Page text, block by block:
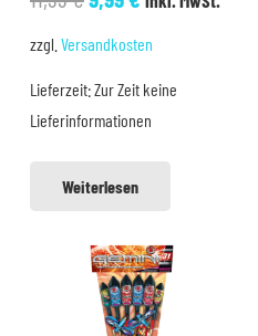
11,99 €9,99 €.
zzgl. Versandkosten
Lieferzeit:Zur Zeit keine
Lieferinformationen
Weiterlesen